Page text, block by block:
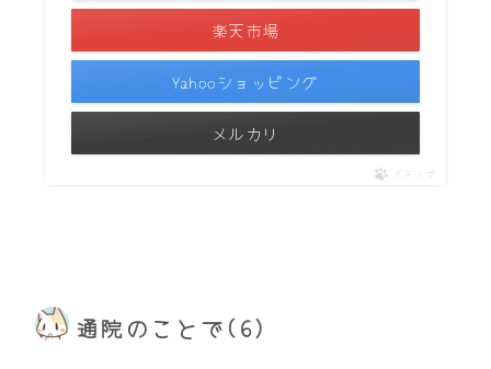
通院のことで(6)
楽天市場
Yahooショッピング
メルカリ
ポチップ